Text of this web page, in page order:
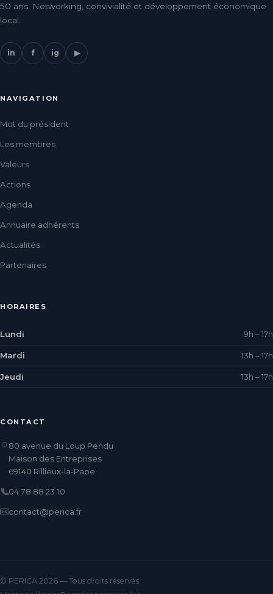
50 ans. Networking, convivialité et développement économique
local.
in f ig ▶
NAVIGATION
Mot du président
Les membres
Valeurs
Actions
Agenda
Annuaire adhérents
Actualités
Partenaires
HORAIRES
Lundi 9h – 17h
Mardi 13h – 17h
Jeudi 13h – 17h
CONTACT
80 avenue du Loup Pendu
Maison des Entreprises
69140 Rillieux-la-Pape
04 78 88 23 10
contact@perica.fr
© PERICA 2026 — Tous droits réservés.